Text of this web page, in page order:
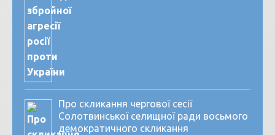
Про скликання чергової сесії
Солотвинської селищної ради восьмого
демократичного скликання